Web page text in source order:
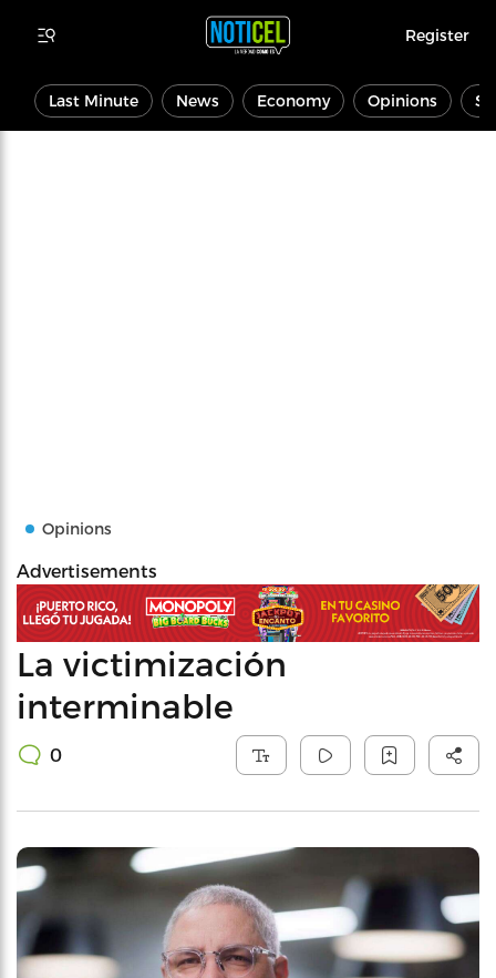
Register
Last Minute News Economy Opinions
Opinions
Advertisements
La victimización
interminable
0